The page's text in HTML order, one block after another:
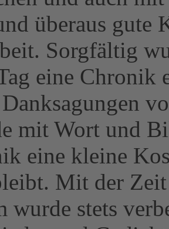
überaus
Sorgfältig
eine Chronik
mit Wort und
eine kleine
Mit der
wurde stets